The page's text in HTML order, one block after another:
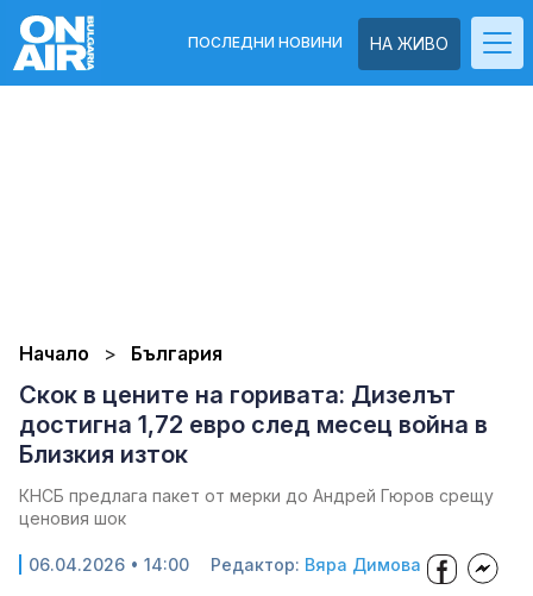
НА ЖИВО
ПОСЛЕДНИ НОВИНИ
Начало България
Скок в цените на горивата: Дизелът
достигна 1,72 евро след месец война в
Близкия изток
КНСБ предлага пакет от мерки до Андрей Гюров срещу
ценовия шок
06.04.2026 • 14:00 Редактор: Вяра Димова